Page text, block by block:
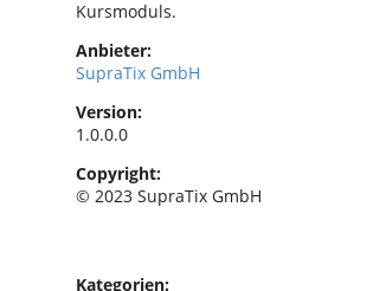
Kursmoduls.
Anbieter:
SupraTix GmbH
Version:
1.0.0.0
Copyright:
© 2023 SupraTix GmbH
Kategorien: